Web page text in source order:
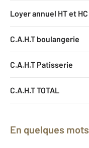
Loyer annuel HT et HC
C.A.H.T boulangerie
C.A.H.T Patisserie
C.A.H.T TOTAL
En quelques mots